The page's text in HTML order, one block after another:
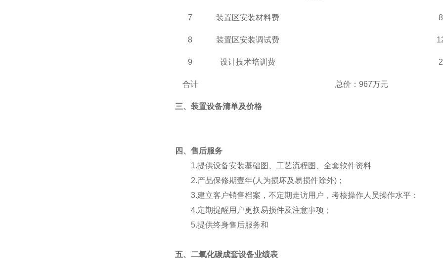
7 装置区安装材料费
8 装置区安装调试费
9 设计技术培训费
合计 总价 ： 967万元
三、装置设备清单及价格
四、 售后服务
1.提供设备安装基础图、工艺流程图、全套软件资料
2.产品保修期壹年(人为损坏及易损件除外)；
3.建立客户销售档案，不定期走访用户，考核操作人员操作水平：
4.定期提醒用户更换易损件及注意事项；
5.提供终身售后服务和
五、 二氧化碳成套设备业绩表